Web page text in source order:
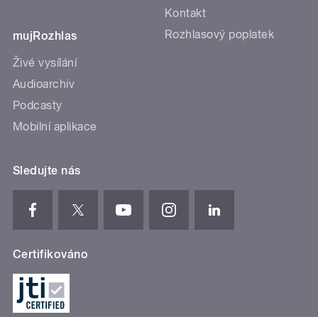
mujRozhlas
Živé vysílání
Audioarchiv
Podcasty
Mobilní aplikace
Kontakt
Rozhlasový poplatek
Sledujte nás
Certifikováno